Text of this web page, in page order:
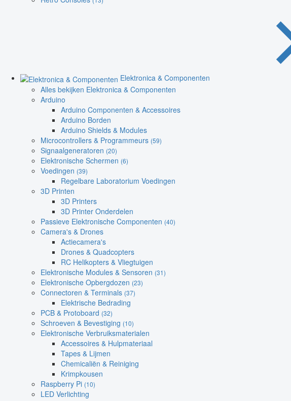
Elektronica & Componenten
Alles bekijken Elektronica & Componenten
Arduino
Arduino Componenten & Accessoires
Arduino Borden
Arduino Shields & Modules
Microcontrollers & Programmeurs (59)
Signaalgeneratoren (20)
Elektronische Schermen (6)
Voedingen (39)
Regelbare Laboratorium Voedingen
3D Printen
3D Printers
3D Printer Onderdelen
Passieve Elektronische Componenten (40)
Camera's & Drones
Actiecamera's
Drones & Quadcopters
RC Helikopters & Vliegtuigen
Elektronische Modules & Sensoren (31)
Elektronische Opbergdozen (23)
Connectoren & Terminals (37)
Elektrische Bedrading
PCB & Protoboard (32)
Schroeven & Bevestiging (10)
Elektronische Verbruiksmaterialen
Accessoires & Hulpmateriaal
Tapes & Lijmen
Chemicaliën & Reiniging
Krimpkousen
Raspberry Pi (10)
LED Verlichting